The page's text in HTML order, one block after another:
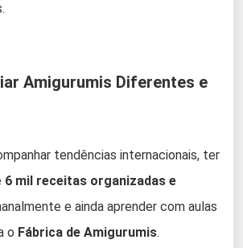
Amigurumis Diferentes e
tendências internacionais, ter
6 mil receitas organizadas e
e ainda aprender com aulas
o Fábrica de Amigurumis.